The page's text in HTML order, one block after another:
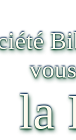
la